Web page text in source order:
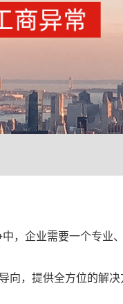
，企业需要一个专业
向，提供全方位的解